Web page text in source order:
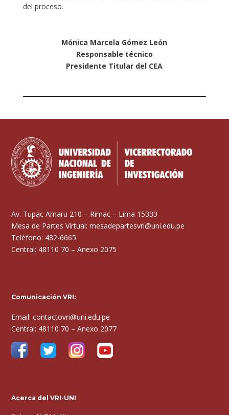
del proceso.
Mónica Marcela Gómez León
Responsable técnico
Presidente Titular del CEA
Av. Tupac Amaru 210 – Rimac – Lima 15333
Mesa de Partes Virtual: mesadepartesvri@uni.edu.pe
Teléfono: 482-6665
Central: 48110 70 – Anexo 2075
Comunicación VRI:
Email: contactovri@uni.edu.pe
Central: 48110 70 – Anexo 2077
Acerca del VRI-UNI